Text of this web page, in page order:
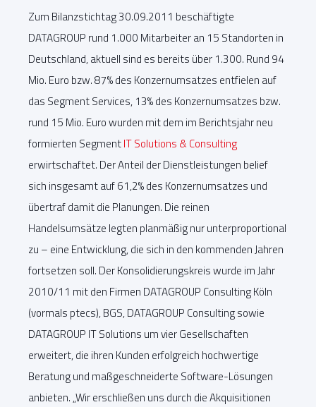
Zum Bilanzstichtag 30.09.2011 beschäftigte
DATAGROUP rund 1.000 Mitarbeiter an 15 Standorten in
Deutschland, aktuell sind es bereits über 1.300. Rund 94
Mio. Euro bzw. 87% des Konzernumsatzes entfielen auf
das Segment Services, 13% des Konzernumsatzes bzw.
rund 15 Mio. Euro wurden mit dem im Berichtsjahr neu
formierten SegmentIT Solutions & Consulting
erwirtschaftet. Der Anteil der Dienstleistungen belief
sich insgesamt auf 61,2% des Konzernumsatzes und
übertraf damit die Planungen. Die reinen
Handelsumsätze legten planmäßig nur unterproportional
zu – eine Entwicklung, die sich in den kommenden Jahren
fortsetzen soll. Der Konsolidierungskreis wurde im Jahr
2010/11 mit den Firmen DATAGROUP Consulting Köln
(vormals ptecs), BGS, DATAGROUP Consulting sowie
DATAGROUP IT Solutions um vier Gesellschaften
erweitert, die ihren Kunden erfolgreich hochwertige
Beratung und maßgeschneiderte Software-Lösungen
anbieten. „Wir erschließen uns durch die Akquisitionen